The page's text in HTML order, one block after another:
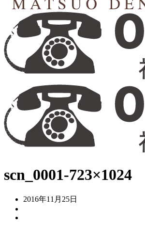
scn_0001-723×1024
2016年11月25日